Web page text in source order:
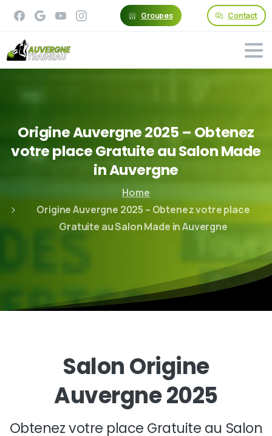
Groupes Contact
OrigineAuvergne2025 – Obtenez
votreplaceGratuiteauSalonMade
inAuvergne
Home
Origine Auvergne 2025 – Obtenez votre place
Gratuite au Salon Made in Auvergne
SalonOrigine
Auvergne2025
Obtenez votre place Gratuite au Salon